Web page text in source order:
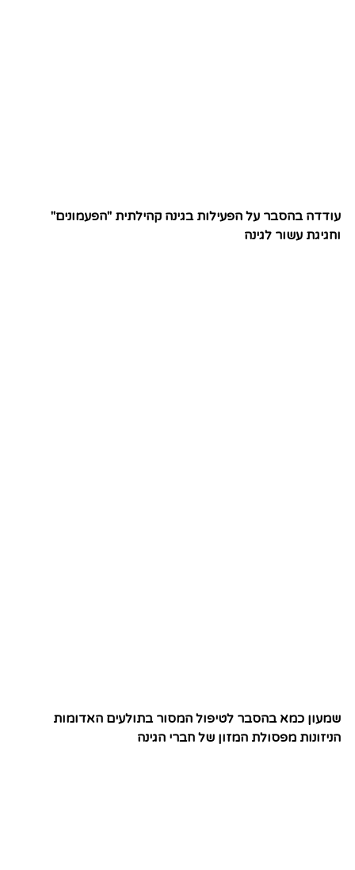
עודדה בהסבר על הפעילות בגינה קהילתית "הפעמונים"
וחגיגת עשור לגינה
שמעון כמא בהסבר לטיפול המסור בתולעים האדומות
הניזונות מפסולת המזון של חברי הגינה